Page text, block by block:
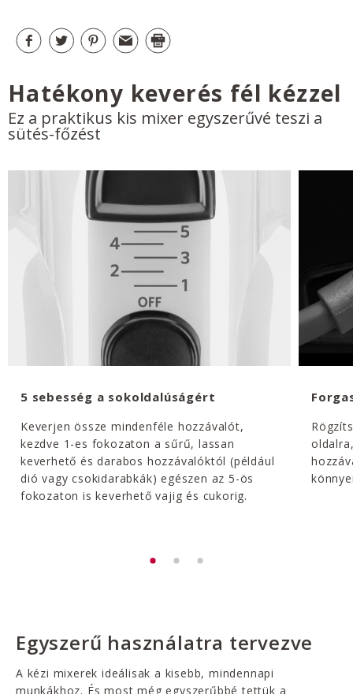
Hatékony keverés fél kézzel
Ez a praktikus kis mixer egyszerűvé teszi a
sütés-főzést
5 sebesség a sokoldalúságért
Keverjen össze mindenféle hozzávalót,
kezdve 1-es fokozaton a sűrű, lassan
keverhető és darabos hozzávalóktól (például
dió vagy csokidarabkák) egészen az 5-ös
fokozaton is keverhető vajig és cukorig.
Egyszerű használatra tervezve
A kézi mixerek ideálisak a kisebb, mindennapi
munkákhoz. És most még egyszerűbbé tettük a